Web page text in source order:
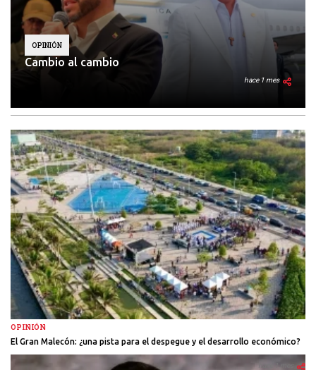
OPINIÓN
Cambio al cambio
hace 1 mes
OPINIÓN
El Gran Malecón: ¿una pista para el despegue y el desarrollo económico?
hace 1 mes